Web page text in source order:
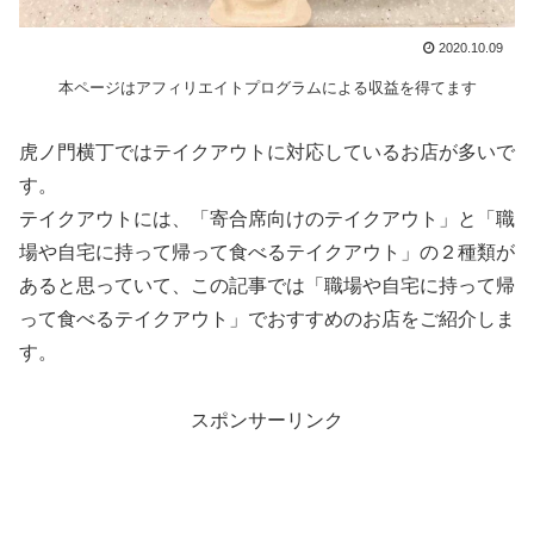
2020.10.09
本ページはアフィリエイトプログラムによる収益を得てます
虎ノ門横丁ではテイクアウトに対応しているお店が多いで
す。
テイクアウトには、「寄合席向けのテイクアウト」と「職
場や自宅に持って帰って食べるテイクアウト」の２種類が
あると思っていて、この記事では「職場や自宅に持って帰
って食べるテイクアウト」でおすすめのお店をご紹介しま
す。
スポンサーリンク